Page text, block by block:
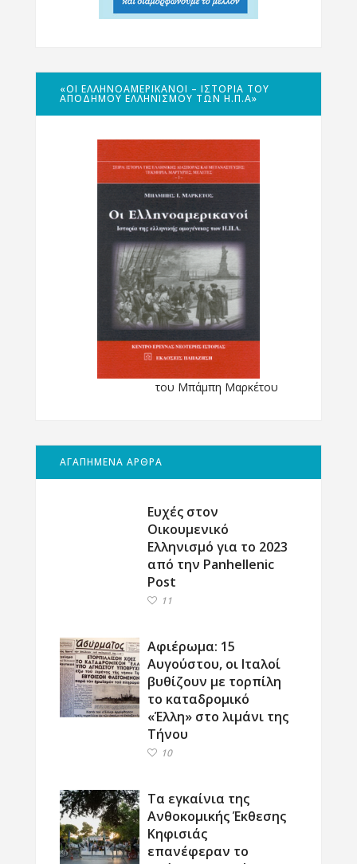
«ΟΙ ΕΛΛΗΝΟΑΜΕΡΙΚΑΝΟΊ – ΙΣΤΟΡΊΑ ΤΟΥ
ΑΠΌΔΗΜΟΥ ΕΛΛΗΝΙΣΜΟΎ ΤΩΝ Η.Π.Α»
του Μπάμπη Μαρκέτου
ΑΓΑΠΗΜΕΝΑ ΑΡΘΡΑ
Ευχές στον
Οικουμενικό
Ελληνισμό για το 2023
από την Panhellenic
Post
11
Αφιέρωμα: 15
Αυγούστου, οι Ιταλοί
βυθίζουν με τορπίλη
το καταδρομικό
«Έλλη» στο λιμάνι της
Τήνου
10
Τα εγκαίνια της
Ανθοκομικής Έκθεσης
Κηφισιάς
επανέφεραν το